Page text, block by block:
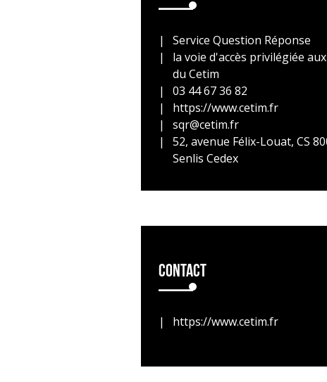
Service Question Réponse
la voie d'accès privilégiée
du Cetim
03 44 67 36 82
https://www.cetim.fr
sqr@cetim.fr
52, avenue Félix-Louat, CS
Senlis Cedex
Contact
https://www.cetim.fr